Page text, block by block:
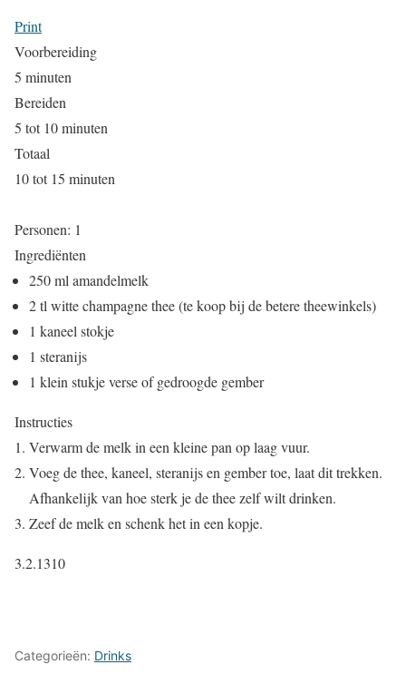
Print
Voorbereiding
5 minuten
Bereiden
5 tot 10 minuten
Totaal
10 tot 15 minuten
Personen: 1
Ingrediënten
250 ml amandelmelk
2 tl witte champagne thee (te koop bij de betere theewinkels)
1 kaneel stokje
1 steranijs
1 klein stukje verse of gedroogde gember
Instructies
Verwarm de melk in een kleine pan op laag vuur.
Voeg de thee, kaneel, steranijs en gember toe, laat dit trekken.
Afhankelijk van hoe sterk je de thee zelf wilt drinken.
Zeef de melk en schenk het in een kopje.
3.2.1310
Categorieën: Drinks